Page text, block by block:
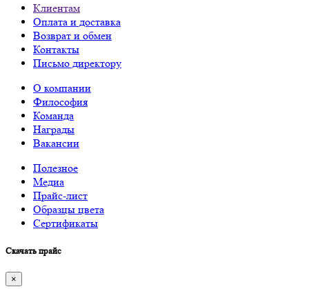
Клиентам
Оплата и доставка
Возврат и обмен
Контакты
Письмо директору
О компании
Философия
Команда
Награды
Вакансии
Полезное
Медиа
Прайс-лист
Образцы цвета
Сертификаты
Скачать прайс
×